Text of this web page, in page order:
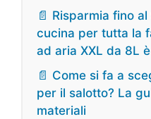
📄 Risparmia fino
cucina per tutta la
ad aria XXL da 8L
📄 Come si fa a
per il salotto? La
materiali